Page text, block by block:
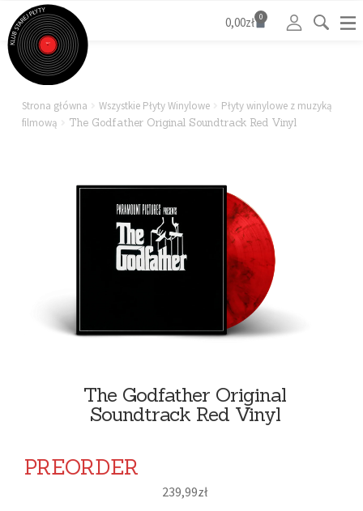
0,00zł 0
Strona główna Wszystkie Płyty Winylowe
Płyty winylowe z muzyką
filmową
The Godfather Original Soundtrack Red Vinyl
The Godfather Original
Soundtrack Red Vinyl
PREORDER
239,99zł